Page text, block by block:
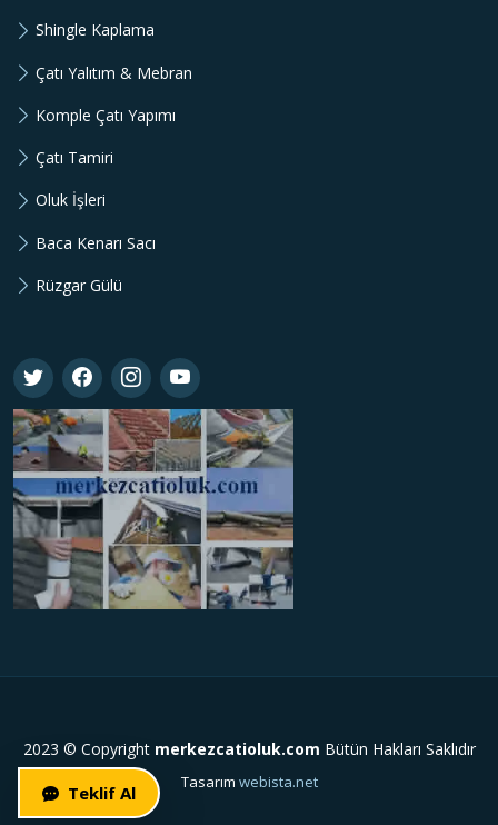
Teklif Al
Shingle Kaplama
Çatı Yalıtım & Mebran
Komple Çatı Yapımı
Çatı Tamiri
Oluk İşleri
Baca Kenarı Sacı
Rüzgar Gülü
2023 © Copyright merkezcatioluk.com Bütün Hakları Saklıdır
Tasarım webista.net